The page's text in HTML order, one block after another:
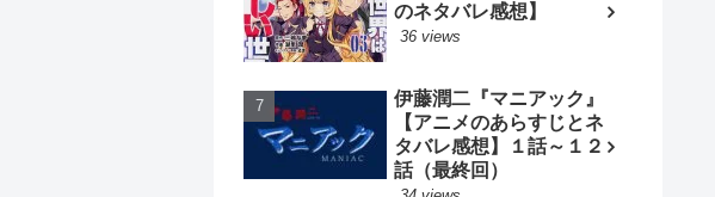
のネタバレ感想】
36 views
伊藤潤二『マニアック』
【アニメのあらすじとネ
タバレ感想】１話～１２
話（最終回）